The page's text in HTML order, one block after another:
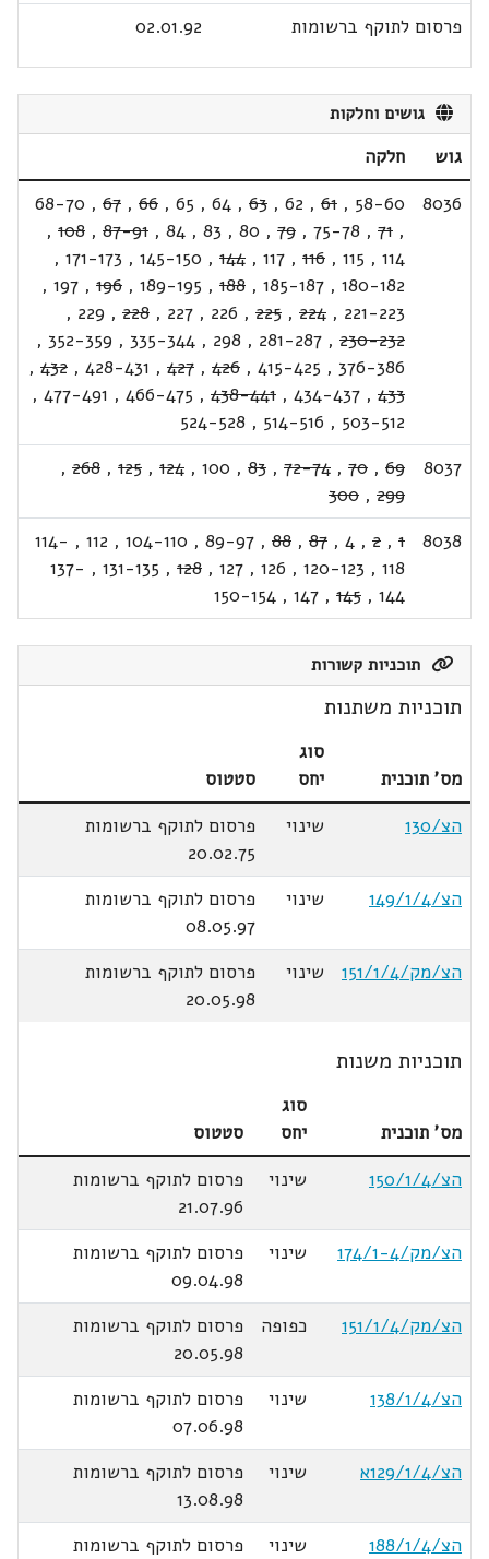
פרסום לתוקף ברשומות 02.01.92
גושים וחלקות
גוש
חלקה
8036
58-60
,
61
,
62
,
63
,
64
,
65
,
66
,
67
,
68-70
,
71
,
75-78
,
79
,
80
,
83
,
84
,
87-91
,
108
,
114
,
115
,
116
,
117
,
144
,
145-150
,
171-173
,
180-182
,
185-187
,
188
,
189-195
,
196
,
197
,
221-223
,
224
,
225
,
226
,
227
,
228
,
229
,
230-232
,
281-287
,
298
,
335-344
,
352-359
,
376-386
,
415-425
,
426
,
427
,
428-431
,
432
,
433
,
434-437
,
438-441
,
466-475
,
477-491
,
503-512
,
514-516
,
524-528
8037
69
,
70
,
72-74
,
83
,
100
,
124
,
125
,
268
,
299
,
300
8038
1
,
2
,
4
,
87
,
88
,
89-97
,
104-110
,
112
,
114-
118
,
120-123
,
126
,
127
,
128
,
131-135
,
137-
144
,
145
,
147
,
150-154
תוכניות קשורות
תוכניות משתנות
מס' תוכנית
סוג
יחס
סטטוס
הצ/130
שינוי
פרסום לתוקף ברשומות
20.02.75
הצ/149/1/4
שינוי
פרסום לתוקף ברשומות
08.05.97
הצ/מק/151/1/4
שינוי
פרסום לתוקף ברשומות
20.05.98
תוכניות משנות
מס' תוכנית
סוג
יחס
סטטוס
הצ/150/1/4
שינוי
פרסום לתוקף ברשומות
21.07.96
הצ/מק/174/1-4
שינוי
פרסום לתוקף ברשומות
09.04.98
הצ/מק/151/1/4
כפופה
פרסום לתוקף ברשומות
20.05.98
הצ/138/1/4
שינוי
פרסום לתוקף ברשומות
07.06.98
הצ/129/1/4א
שינוי
פרסום לתוקף ברשומות
13.08.98
הצ/188/1/4
שינוי
פרסום לתוקף ברשומות